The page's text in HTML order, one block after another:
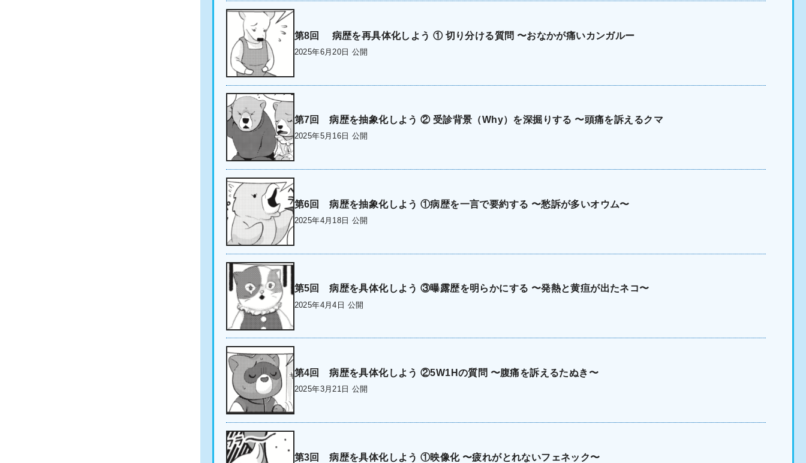
第8回 病歴を再具体化しよう ① 切り分ける質問 〜おなかが痛いカンガルー
2025年6月20日 公開
第7回 病歴を抽象化しよう ② 受診背景（Why）を深掘りする 〜頭痛を訴えるクマ
2025年5月16日 公開
第6回 病歴を抽象化しよう ①病歴を一言で要約する 〜愁訴が多いオウム〜
2025年4月18日 公開
第5回 病歴を具体化しよう ③曝露歴を明らかにする 〜発熱と黄疸が出たネコ〜
2025年4月4日 公開
第4回 病歴を具体化しよう ②5W1Hの質問 〜腹痛を訴えるたぬき〜
2025年3月21日 公開
第3回 病歴を具体化しよう ①映像化 〜疲れがとれないフェネック〜